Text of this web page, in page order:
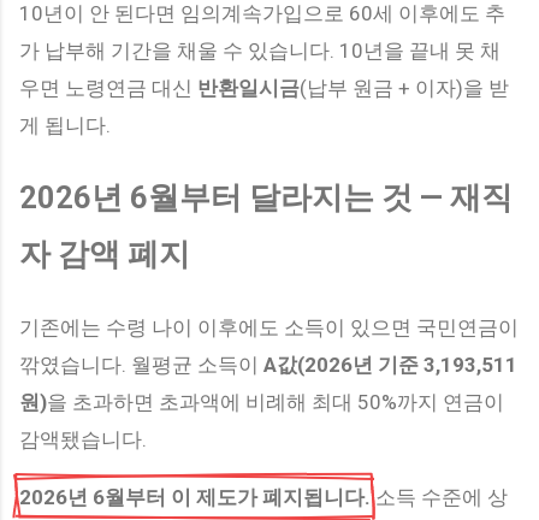
10년이 안 된다면 임의계속가입으로 60세 이후에도 추
가 납부해 기간을 채울 수 있습니다. 10년을 끝내 못 채
우면 노령연금 대신 반환일시금(납부 원금 + 이자)을 받
게 됩니다.
2026년 6월부터 달라지는 것 — 재직
자 감액 폐지
기존에는 수령 나이 이후에도 소득이 있으면 국민연금이
깎였습니다. 월평균 소득이 A값(2026년 기준 3,193,511
원)을 초과하면 초과액에 비례해 최대 50%까지 연금이
감액됐습니다.
2026년 6월부터 이 제도가 폐지됩니다.소득 수준에 상